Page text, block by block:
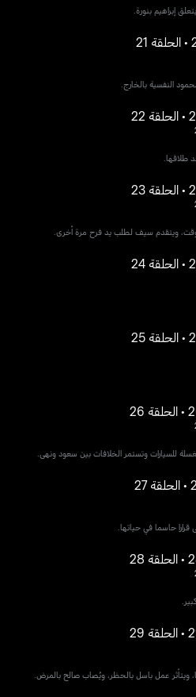
إبراهيم بنورة.
النفسية بالخارج.
طلاقها.
ويتقدم سيف لطلب يد فرح مرة أخرى.
للسيارات وتستمر الخلافات بين سعود ونهى.
حاسما في حياتها.
عمل باسل بالحظر، ويُصاب صالح بالمرض.